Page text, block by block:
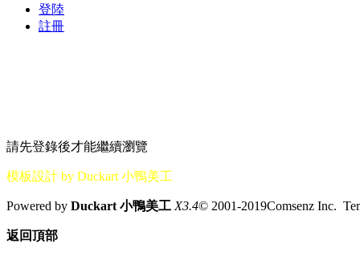
登陸
註冊
請先登錄後才能繼續瀏覽
模板設計 by Duckart 小鴨美工
Powered by Duckart 小鴨美工 X3.4© 2001-2019Comsenz Inc.
返回頂部